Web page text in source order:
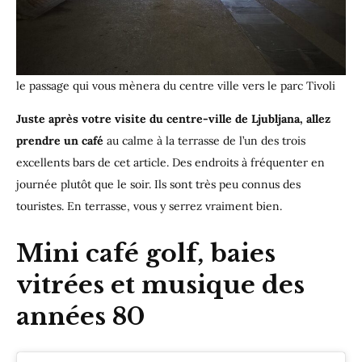
le passage qui vous mènera du centre ville vers le parc Tivoli
Juste après votre visite du centre-ville de Ljubljana, allez
prendre un café au calme à la terrasse de l’un des trois
excellents bars de cet article. Des endroits à fréquenter en
journée plutôt que le soir. Ils sont très peu connus des
touristes. En terrasse, vous y serrez vraiment bien.
Mini café golf, baies
vitrées et musique des
années 80